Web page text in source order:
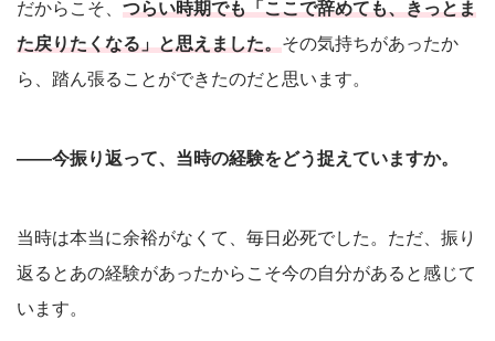
だからこそ、 つらい時期でも「ここで辞めても、きっとま
た戻りたくなる」と思えました。その気持ちがあったか
ら、踏ん張ることができたのだと思います。
――今振り返って、当時の経験をどう捉えていますか。
当時は本当に余裕がなくて、毎日必死でした。ただ、振り
返るとあの経験があったからこそ今の自分があると感じて
います。